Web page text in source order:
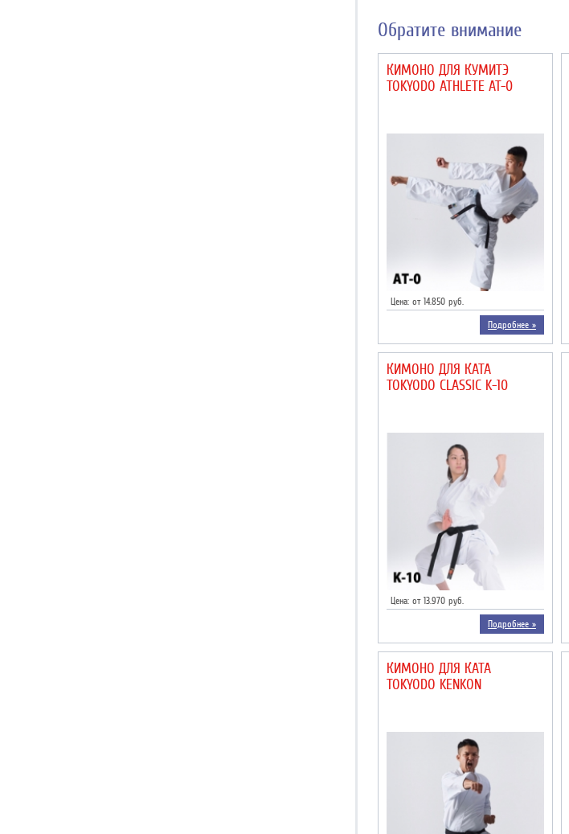
Обратите внимание
КИМОНО ДЛЯ КУМИТЭ
TOKYODO ATHLETE AT-0
Цена: от 14.850 руб.
Подробнее »
КИМОНО ДЛЯ КАТА
TOKYODO CLASSIC K-10
Цена: от 13.970 руб.
Подробнее »
КИМОНО ДЛЯ КАТА
TOKYODO KENKON